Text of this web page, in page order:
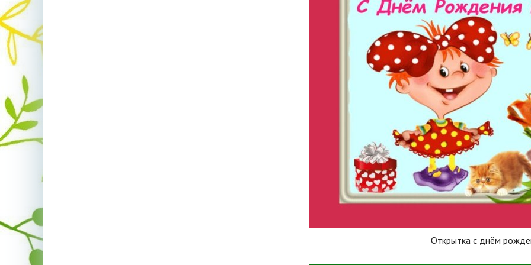
Открытка с днём